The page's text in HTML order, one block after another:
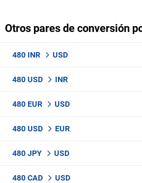
Otros pares de conversión
480 INR USD
480 USD INR
480 EUR USD
480 USD EUR
480 JPY USD
480 CAD USD